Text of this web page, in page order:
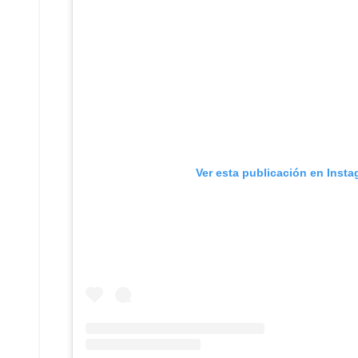
Ver esta publicación en